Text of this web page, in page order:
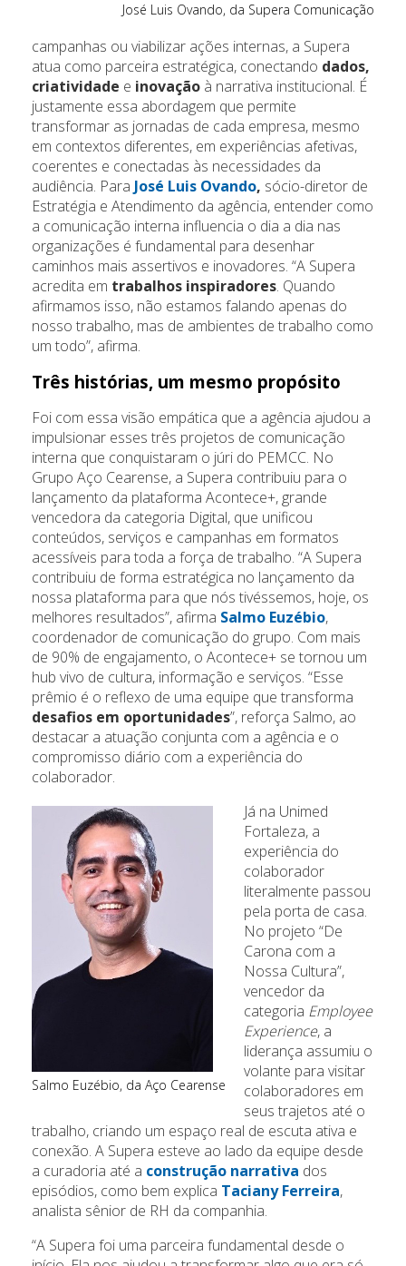
José Luis Ovando, da Supera Comunicação
campanhas ou viabilizar ações internas, a Supera
atua como parceira estratégica, conectando dados,
criatividade e inovação à narrativa institucional. É
justamente essa abordagem que permite
transformar as jornadas de cada empresa, mesmo
em contextos diferentes, em experiências afetivas,
coerentes e conectadas às necessidades da
audiência. Para José Luis Ovando, sócio-diretor de
Estratégia e Atendimento da agência, entender como
a comunicação interna influencia o dia a dia nas
organizações é fundamental para desenhar
caminhos mais assertivos e inovadores. “A Supera
acredita em trabalhos inspiradores. Quando
afirmamos isso, não estamos falando apenas do
nosso trabalho, mas de ambientes de trabalho como
um todo”, afirma.
Três histórias, um mesmo propósito
Foi com essa visão empática que a agência ajudou a
impulsionar esses três projetos de comunicação
interna que conquistaram o júri do PEMCC. No
Grupo Aço Cearense, a Supera contribuiu para o
lançamento da plataforma Acontece+, grande
vencedora da categoria Digital, que unificou
conteúdos, serviços e campanhas em formatos
acessíveis para toda a força de trabalho. “A Supera
contribuiu de forma estratégica no lançamento da
nossa plataforma para que nós tivéssemos, hoje, os
melhores resultados”, afirma Salmo Euzébio,
coordenador de comunicação do grupo. Com mais
de 90% de engajamento, o Acontece+ se tornou um
hub vivo de cultura, informação e serviços. “Esse
prêmio é o reflexo de uma equipe que transforma
desafios em oportunidades”, reforça Salmo, ao
destacar a atuação conjunta com a agência e o
compromisso diário com a experiência do
colaborador.
Salmo Euzébio, da Aço Cearense
Já na Unimed
Fortaleza, a
experiência do
colaborador
literalmente passou
pela porta de casa.
No projeto “De
Carona com a
Nossa Cultura”,
vencedor da
categoria Employee
Experience, a
liderança assumiu o
volante para visitar
colaboradores em
seus trajetos até o
trabalho, criando um espaço real de escuta ativa e
conexão. A Supera esteve ao lado da equipe desde
a curadoria até a construção narrativa dos
episódios, como bem explica Taciany Ferreira,
analista sênior de RH da companhia.
“A Supera foi uma parceira fundamental desde o